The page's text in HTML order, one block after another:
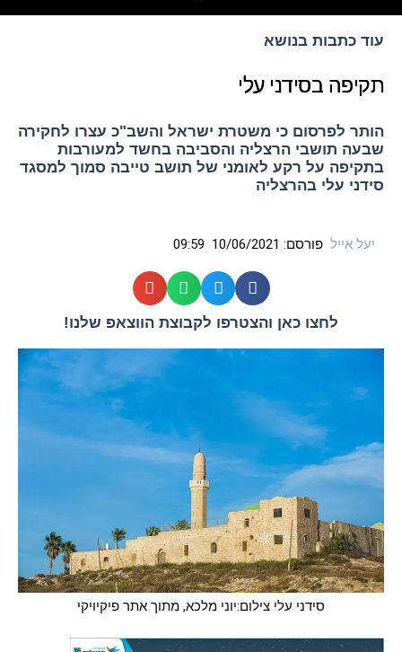
עוד כתבות בנושא
תקיפה בסידני עלי
הותר לפרסום כי משטרת ישראל והשב"כ עצרו לחקירה
שבעה תושבי הרצליה והסביבה בחשד למעורבות
בתקיפה על רקע לאומני של תושב טייבה סמוך למסגד
סידני עלי בהרצליה
יעל אייל פורסם: 10/06/2021
09:59
לחצו כאן והצטרפו לקבוצת הווצאפ שלנו!
סידני עלי צילום:יוני מלכא, מתוך אתר פיקיויקי